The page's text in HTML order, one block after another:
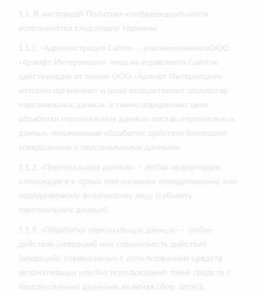
1.1. В настоящей Политике конфиденциальности
используются следующие термины:
1.1.1. «Администрация Сайта» – уполномоченныеООО
«Арлифт Интернешнл» лица на управления Сайтом,
действующие от имени ООО «Арлифт Интернешнл»,
которые организуют и (или) осуществляют обработку
персональных данных, а также определяют цели
обработки персональных данных, состав персональных
данных, подлежащих обработке, действия (операции),
совершаемые с персональными данными.
1.1.2. «Персональные данные» – любая информация,
относящаяся к прямо или косвенно определенному, или
определяемому физическому лицу (субъекту
персональных данных).
1.1.3. «Обработка персональных данных» – любое
действие (операция) или совокупность действий
(операций), совершаемых с использованием средств
автоматизации или без использования таких средств с
персональными данными, включая сбор, запись,